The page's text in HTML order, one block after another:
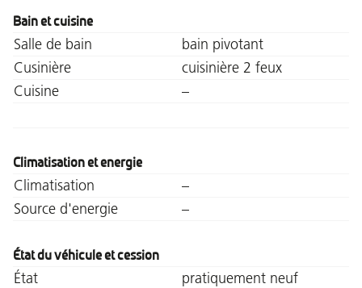
Bain et cuisine
Salle de bain
bain pivotant
Cusinière
cuisinière 2 feux
Cuisine
–
Climatisation et energie
Climatisation
–
Source d'energie
–
État du véhicule et cession
État
pratiquement neuf